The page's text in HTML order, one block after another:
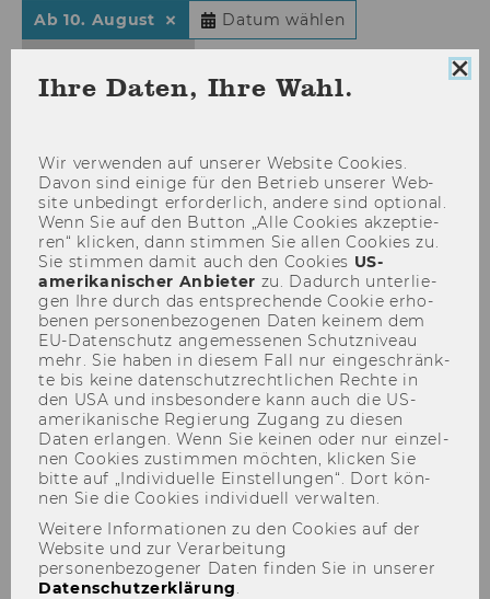
Ab 10. August(aktuelle Datumsauswahl)
Datum wählen
Ausstellung "Bilder von
Morgen"
30 Men­schen – eine Bot­schaft!
04.05.2026 10:00 - 10.10.2026 10:00
Vor Ort
Ihre Daten, Ihre Wahl.
Wir ver­wen­den auf un­se­rer Web­site Coo­kies.
Davon sind ei­ni­ge für den Be­trieb un­se­rer Web­
site un­be­dingt er­for­der­lich, an­de­re sind op­tio­nal.
Wenn Sie auf den But­ton „Alle Coo­kies ak­zep­tie­
ren“ kli­cken, dann stim­men Sie allen Coo­kies zu.
Sie stim­men damit auch den Coo­kies US-​
amerikanischer An­bie­ter zu. Da­durch un­ter­lie­
gen Ihre durch das ent­spre­chen­de Coo­kie er­ho­
be­nen per­so­nen­be­zo­ge­nen Daten kei­nem dem
EU-​Datenschutz an­ge­mes­se­nen Schutz­ni­veau
mehr. Sie haben in die­sem Fall nur ein­ge­schränk­
te bis keine da­ten­schutz­recht­li­chen Rech­te in
den USA und ins­be­son­de­re kann auch die US-​
amerikanische Re­gie­rung Zu­gang zu die­sen
Daten er­lan­gen. Wenn Sie kei­nen oder nur ein­zel­
nen Coo­kies zu­stim­men möch­ten, kli­cken Sie
bitte auf „In­di­vi­du­el­le Ein­stel­lun­gen“. Dort kön­
nen Sie die Coo­kies in­di­vi­du­ell ver­wal­ten.
Weitere Informationen zu den Cookies auf der
Website und zur Verarbeitung
personenbezogener Daten finden Sie in unserer
Datenschutzerklärung.